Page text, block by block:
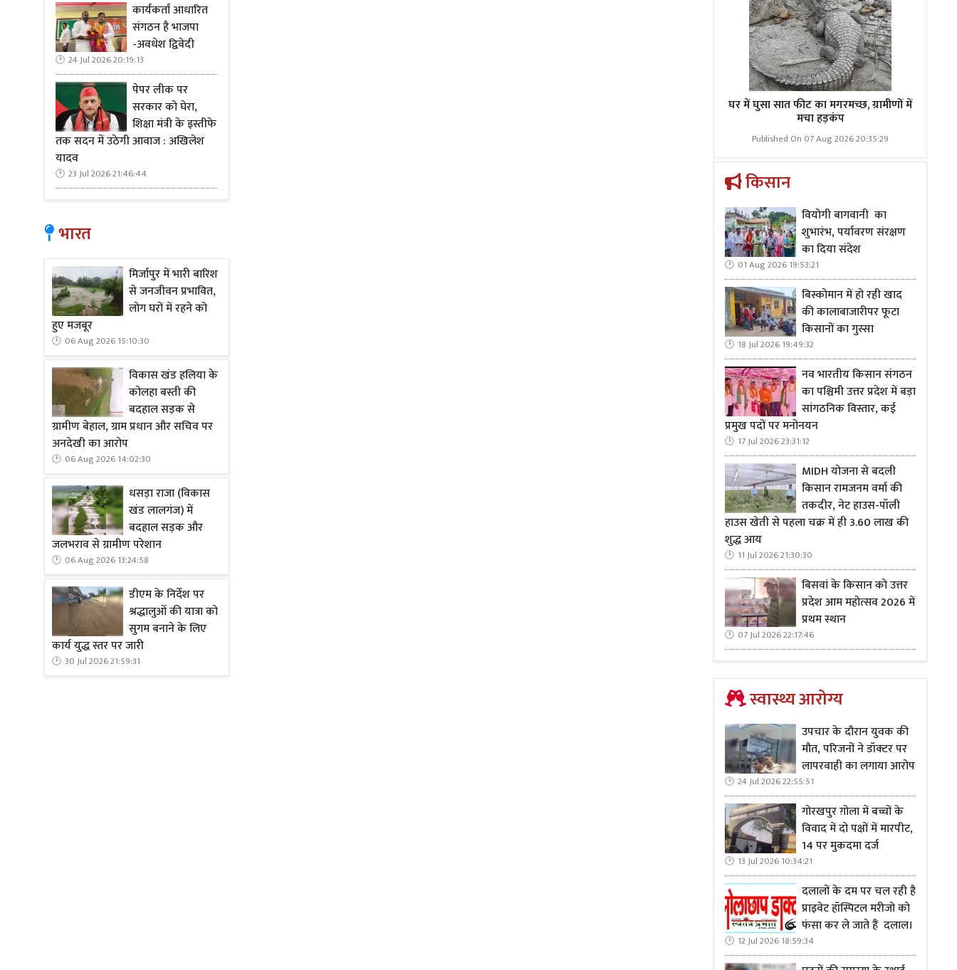
कार्यकर्ता आधारित
संगठन है भाजपा
-अवधेश द्विवेदी
24 Jul 2026 20:19:13
पेपर लीक पर
सरकार को घेरा,
शिक्षा मंत्री के इस्तीफे
तक सदन में उठेगी आवाज : अखिलेश
यादव
23 Jul 2026 21:46:44
भारत
मिर्जापुर में भारी बारिश
से जनजीवन प्रभावित,
लोग घरों में रहने को
हुए मजबूर
06 Aug 2026 15:10:30
विकास खंड हलिया के
कोलहा बस्ती की
बदहाल सड़क से
ग्रामीण बेहाल, ग्राम प्रधान और सचिव पर
अनदेखी का आरोप
06 Aug 2026 14:02:30
धसड़ा राजा (विकास
खंड लालगंज) में
बदहाल सड़क और
जलभराव से ग्रामीण परेशान
06 Aug 2026 13:24:58
डीएम के निर्देश पर
श्रद्धालुओं की यात्रा को
सुगम बनाने के लिए
कार्य युद्ध स्तर पर जारी
30 Jul 2026 21:59:31
घर में घुसा सात फीट का मगरमच्छ, ग्रामीणों में
मचा हड़कंप
Published On 07 Aug 2026 20:35:29
किसान
वियोगी बागवानी का
शुभारंभ, पर्यावरण संरक्षण
का दिया संदेश
01 Aug 2026 19:53:21
बिस्कोमान में हो रही खाद
की कालाबाजारीपर फूटा
किसानों का गुस्सा
18 Jul 2026 19:49:32
नव भारतीय किसान संगठन
का पश्चिमी उत्तर प्रदेश में बड़ा
सांगठनिक विस्तार, कई
प्रमुख पदों पर मनोनयन
17 Jul 2026 23:31:12
MIDH योजना से बदली
किसान रामजनम वर्मा की
तकदीर, नेट हाउस-पॉली
हाउस खेती से पहला चक्र में ही 3.60 लाख की
शुद्ध आय
11 Jul 2026 21:30:30
बिसवां के किसान को उत्तर
प्रदेश आम महोत्सव 2026 में
प्रथम स्थान
07 Jul 2026 22:17:46
स्वास्थ्य आरोग्य
उपचार के दौरान युवक की
मौत, परिजनों ने डॉक्टर पर
लापरवाही का लगाया आरोप
24 Jul 2026 22:55:51
गोरखपुर ग़ोला में बच्चों के
विवाद में दो पक्षों में मारपीट,
14 पर मुकदमा दर्ज
13 Jul 2026 10:34:21
दलालों के दम पर चल रही है
प्राइवेट हॉस्पिटल मरीजो को
फंसा कर ले जाते हैं दलाल।
12 Jul 2026 18:59:34